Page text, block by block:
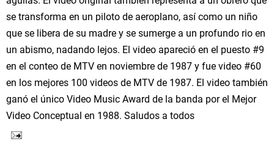
se transforma en un piloto de aeroplano, así como un niño
que se libera de su madre y se sumerge a un profundo rio en
un abismo, nadando lejos. El video apareció en el puesto #9
en el conteo de MTV en noviembre de 1987 y fue video #60
en los mejores 100 videos de MTV de 1987. El video también
ganó el único Video Music Award de la banda por el Mejor
Video Conceptual en 1988. Saludos a todos